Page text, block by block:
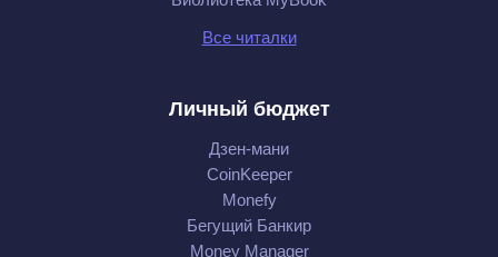
Все читалки
Личный бюджет
Дзен-мани
CoinKeeper
Monefy
Бегущий Банкир
Money Manager